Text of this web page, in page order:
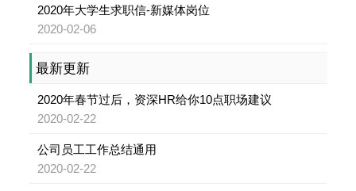
2020年大学生求职信-新媒体岗位
2020-02-06
最新更新
2020年春节过后，资深HR给你10点职场建议
2020-02-22
公司员工工作总结通用
2020-02-22